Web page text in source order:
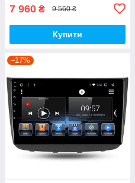
7 960 ₴ 9 560 ₴
Купити
–17%